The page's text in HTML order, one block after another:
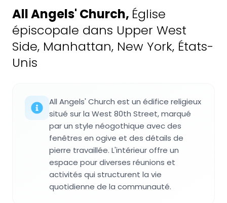
All Angels' Church, Église
épiscopale dans Upper West
Side, Manhattan, New York, États-
Unis
All Angels' Church est un édifice religieux
situé sur la West 80th Street, marqué
par un style néogothique avec des
fenêtres en ogive et des détails de
pierre travaillée. L'intérieur offre un
espace pour diverses réunions et
activités qui structurent la vie
quotidienne de la communauté.